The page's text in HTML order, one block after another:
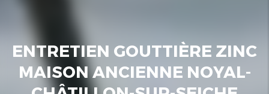
ENTRETIEN GOUTTIÈRE ZINC
MAISON ANCIENNE NOYAL-